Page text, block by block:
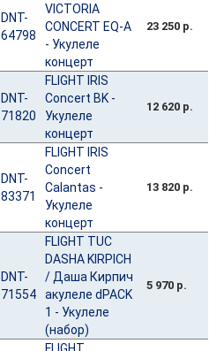
DNT-
64798
VICTORIA
CONCERT EQ-A
- Укулеле
концерт
23 250 р.
DNT-
71820
FLIGHT IRIS
Concert BK -
Укулеле
концерт
12 620 р.
DNT-
83371
FLIGHT IRIS
Concert
Calantas -
Укулеле
концерт
13 820 р.
DNT-
71554
FLIGHT TUC
DASHA KIRPICH
/ Даша Кирпич
акулеле dPACK
1 - Укулеле
(набор)
5 970 р.